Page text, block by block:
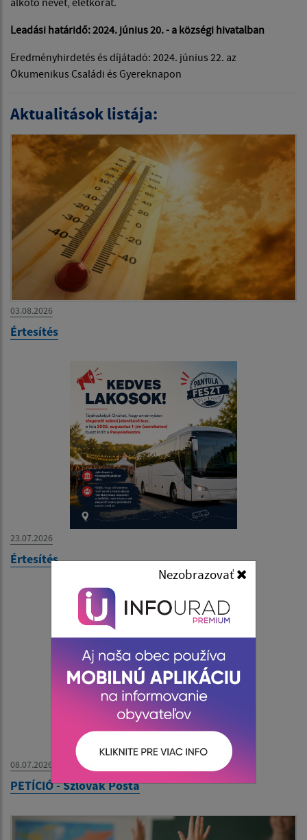
Nezobrazovať
Leadási határidő: 2024. június 20. - a községi hivatalban
Eredményhirdetés és díjátadó: 2024. június 22. az
Ökumenikus Családi és Gyereknapon
Aktualitások listája:
03.08.2026
Értesítés
23.07.2026
Értesítés
08.07.2026
PETÍCIÓ - Szlovák Posta